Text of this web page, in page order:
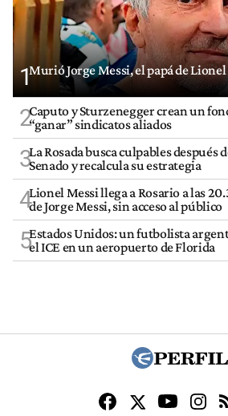
1Murió Jorge Messi, el papá de
2Caputo y Sturzenegger crean un
“ganar” sindicatos aliados
3La Rosada busca culpables después
Senado y recalcula su estrategia
4Lionel Messi llega a Rosario a las
de Jorge Messi, sin acceso al público
5Estados Unidos: un futbolista
el ICE en un aeropuerto de Florida